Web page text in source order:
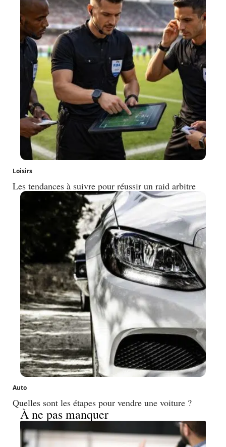
Loisirs
Les tendances à suivre pour réussir un raid arbitre
Auto
Quelles sont les étapes pour vendre une voiture ?
À ne pas manquer